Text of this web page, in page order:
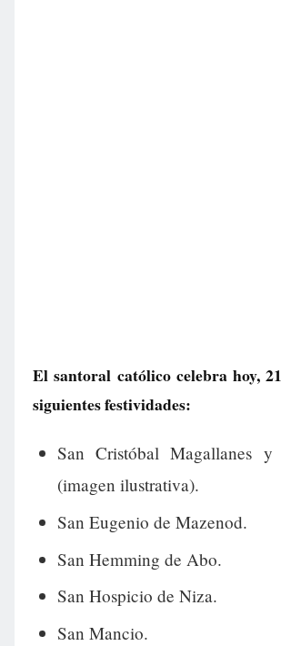
El santoral católico celebra hoy,
siguientes festividades:
San Cristóbal Magallanes y
(imagen ilustrativa).
San Eugenio de Mazenod.
San Hemming de Abo.
San Hospicio de Niza.
San Mancio.